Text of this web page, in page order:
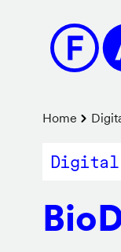
contenuto
principale
di
Home